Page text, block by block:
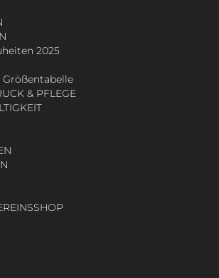
2025
Größentabelle
& PFLEGE